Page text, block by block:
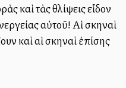
καὶ τὰς θλίψεις εἶδον
αὐτοῦ! Αἱ σκηναὶ
καὶ αἱ σκηναὶ ἐπίσης